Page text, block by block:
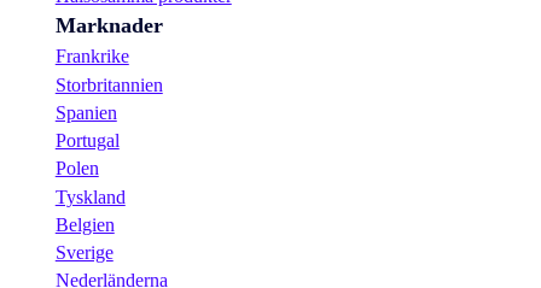
Marknader
Frankrike
Storbritannien
Spanien
Portugal
Polen
Tyskland
Belgien
Sverige
Nederländerna